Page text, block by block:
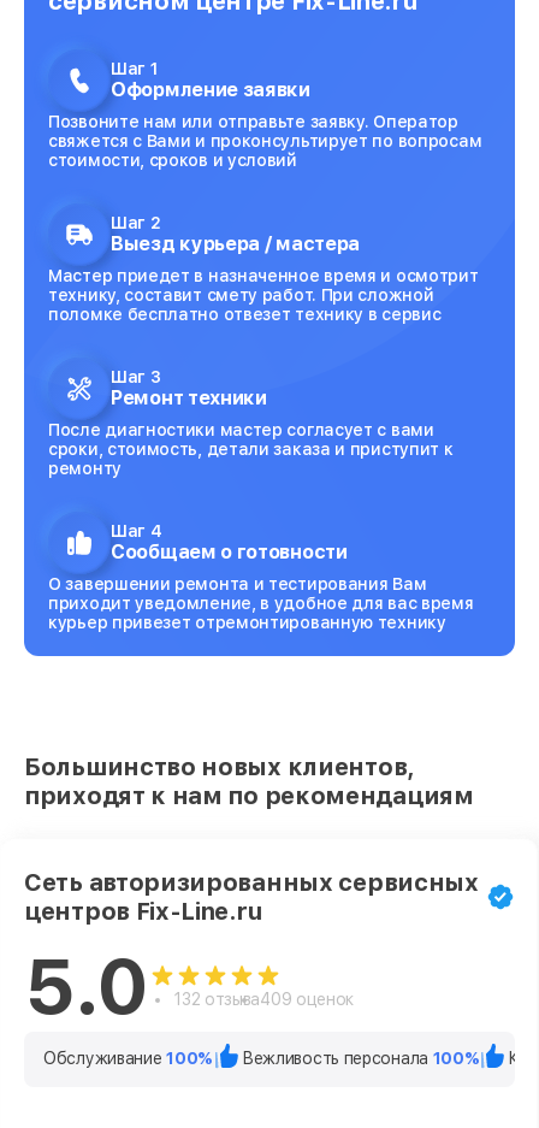
Шаг 1
Оформление заявки
Позвоните нам или отправьте заявку. Оператор
свяжется с Вами и проконсультирует по вопросам
стоимости, сроков и условий
Шаг 2
Выезд курьера / мастера
Мастер приедет в назначенное время и осмотрит
технику, составит смету работ. При сложной
поломке бесплатно отвезет технику в сервис
Шаг 3
Ремонт техники
После диагностики мастер согласует с вами
сроки, стоимость, детали заказа и приступит к
ремонту
Шаг 4
Сообщаем о готовности
О завершении ремонта и тестирования Вам
приходит уведомление, в удобное для вас время
курьер привезет отремонтированную технику
Большинство новых клиентов,
приходят к нам по рекомендациям
Сеть авторизированных сервисных
центров Fix-Line.ru
5.0 132 отзыва409 оценок
Обслуживание100% Вежливость персонала 100%